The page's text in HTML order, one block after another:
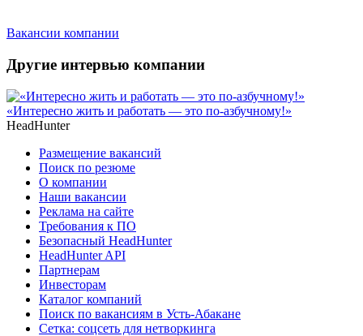
Вакансии компании
Другие интервью компании
«Интересно жить и работать — это по-азбучному!»
HeadHunter
Размещение вакансий
Поиск по резюме
О компании
Наши вакансии
Реклама на сайте
Требования к ПО
Безопасный HeadHunter
HeadHunter API
Партнерам
Инвесторам
Каталог компаний
Поиск по вакансиям в Усть-Абакане
Сетка: соцсеть для нетворкинга